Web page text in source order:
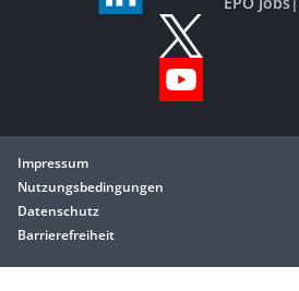
Impressum
Nutzungsbedingungen
Datenschutz
Barrierefreiheit